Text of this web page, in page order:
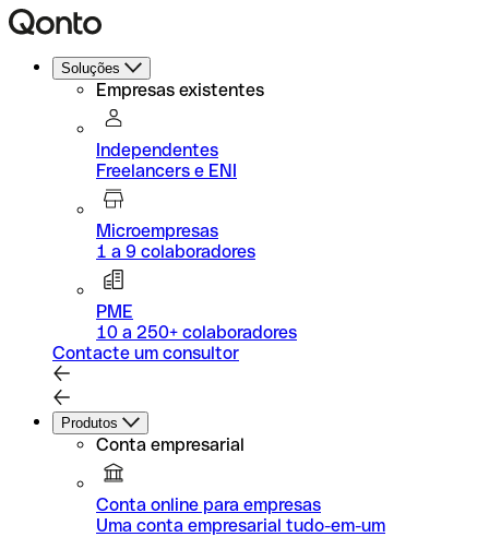
Soluções
Empresas existentes
Independentes
Freelancers e ENI
Microempresas
1 a 9 colaboradores
PME
10 a 250+ colaboradores
Contacte um consultor
Produtos
Conta empresarial
Conta online para empresas
Uma conta empresarial tudo-em-um